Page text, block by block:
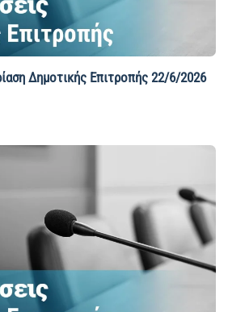
Δημοτικής Επιτροπής 22/6/2026